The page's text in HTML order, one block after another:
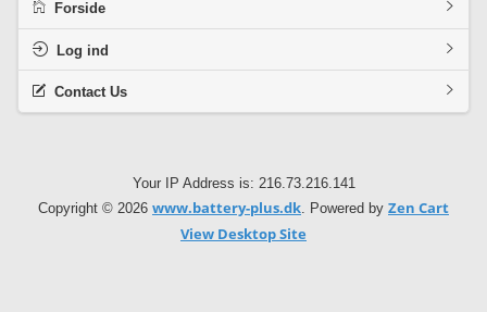
Forside
Log ind
Contact Us
Your IP Address is: 216.73.216.141
Copyright © 2026 www.battery-plus.dk. Powered by Zen Cart
View Desktop Site